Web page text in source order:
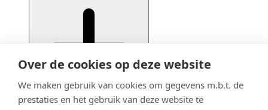
Over de cookies op deze website
We maken gebruik van cookies om gegevens m.b.t. de
prestaties en het gebruik van deze website te